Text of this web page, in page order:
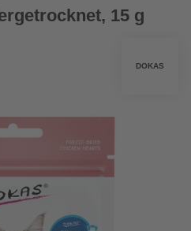
15 g
DOKAS